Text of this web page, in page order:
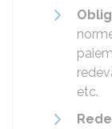
etc.